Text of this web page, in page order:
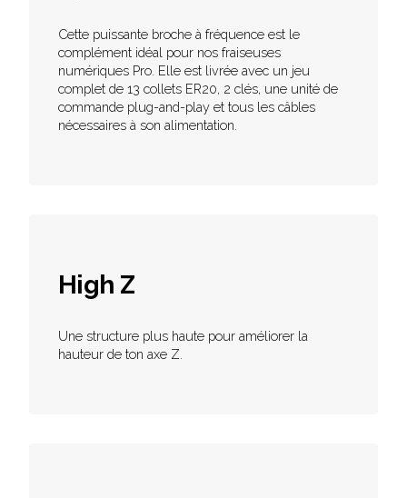
Cette puissante broche à fréquence est le
complément idéal pour nos fraiseuses
numériques Pro. Elle est livrée avec un jeu
complet de 13 collets ER20, 2 clés, une unité de
commande plug-and-play et tous les câbles
nécessaires à son alimentation.
High Z
Une structure plus haute pour améliorer la
hauteur de ton axe Z.